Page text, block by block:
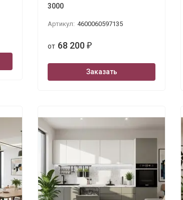
3000
Артикул: 4600060597135
от 68 200 ₽
Заказать